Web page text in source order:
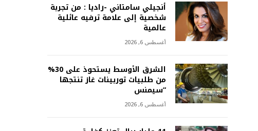
أنجيلي سامتاني -راديا : من تجربة
شخصية إلى علامة ترفيه عائلية
عالمية
أغسطس 6, 2026
الشرق الأوسط يستحوذ على 30%
من طلبيات توربينات غاز تنتجها
“سيمنس
أغسطس 6, 2026